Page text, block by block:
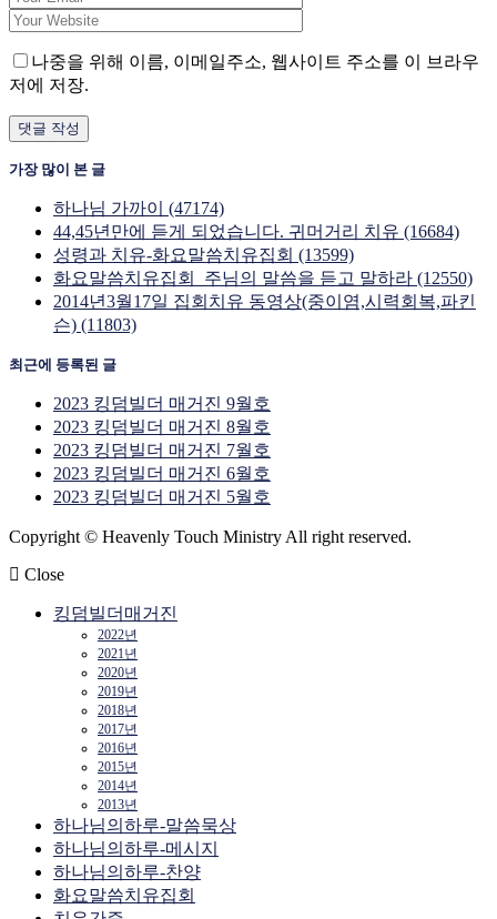
나중을 위해 이름, 이메일주소, 웹사이트 주소를 이 브라우
저에 저장.
가장 많이 본 글
하나님 가까이 (47174)
44,45년만에 듣게 되었습니다. 귀머거리 치유 (16684)
성령과 치유-화요말씀치유집회 (13599)
화요말씀치유집회_주님의 말씀을 듣고 말하라 (12550)
2014년3월17일 집회치유 동영상(중이염,시력회복,파킨
슨) (11803)
최근에 등록된 글
2023 킹덤빌더 매거진 9월호
2023 킹덤빌더 매거진 8월호
2023 킹덤빌더 매거진 7월호
2023 킹덤빌더 매거진 6월호
2023 킹덤빌더 매거진 5월호
Copyright © Heavenly Touch Ministry All right reserved.
Close
킹덤빌더매거진
2022년
2021년
2020년
2019년
2018년
2017년
2016년
2015년
2014년
2013년
하나님의하루-말씀묵상
하나님의하루-메시지
하나님의하루-찬양
화요말씀치유집회